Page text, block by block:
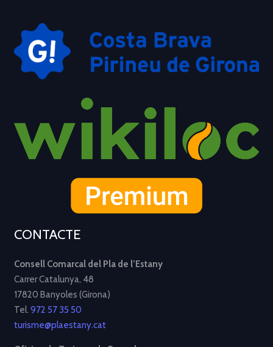
CONTACTE
Consell Comarcal del Pla de l’Estany
Carrer Catalunya, 48
17820 Banyoles (Girona)
Tel. 972 57 35 50
turisme@plaestany.cat